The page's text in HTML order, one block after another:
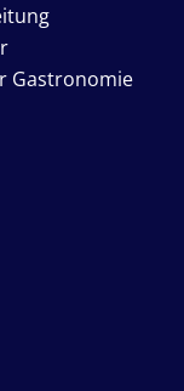
Gastronomie